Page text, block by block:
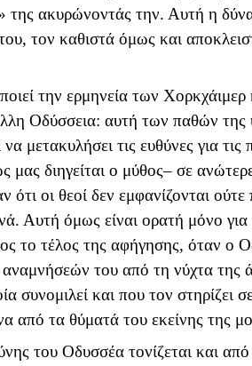
της ακυρώνοντάς την. Αυτή η
τον καθιστά όμως και
την ερμηνεία των
Οδύσσεια: αυτή των παθών
μετακυλήσει τις ευθύνες για
μας διηγείται ο μύθος– σε
ότι οι θεοί δεν εμφανίζονται
Αυτή όμως είναι ορατή μόνο
το τέλος της αφήγησης, όταν ο
του από τη νύχτα της
συνομιλεί και που τον στηρίζει
από τα θύματά του εκείνης της
του Οδυσσέα τονίζεται και